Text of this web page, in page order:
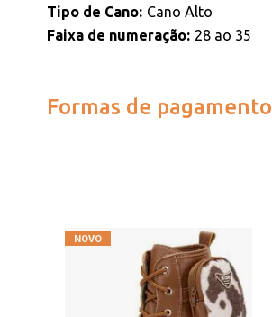
Tipo de Cano Cano Alto
Faixa de numeração 28 ao 35
Formas de pagamento